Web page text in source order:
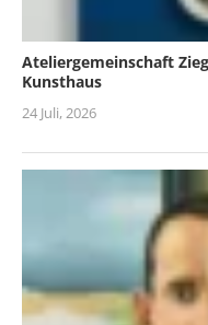
Ateliergemeinschaft
Kunsthaus
24 Juli, 2026